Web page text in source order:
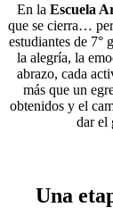
En la Escuela
que se cierra…
estudiantes de 7°
la alegría, la
abrazo, cada
más que un
obtenidos y el
dar el
Una